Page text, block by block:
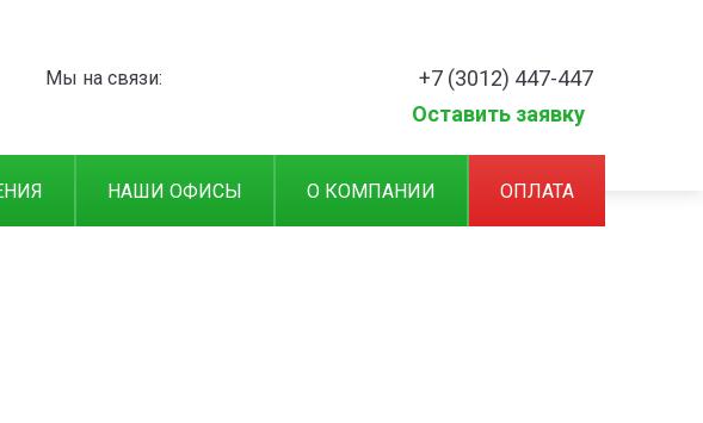
Мы на связи:
+7 (3012) 447-447
Оставить заявку
НАШИ ОФИСЫ О КОМПАНИИ ОПЛАТА